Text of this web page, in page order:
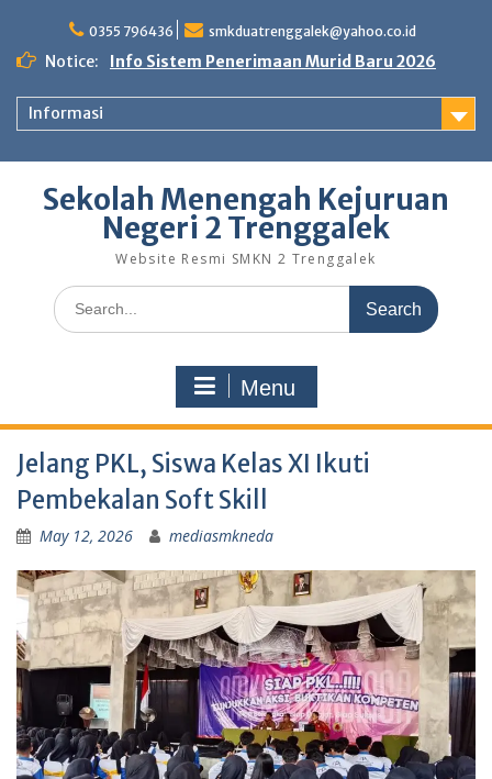
content
0355 796436 smkduatrenggalek@yahoo.co.id
Notice: Info Sistem Penerimaan Murid Baru 2026
Informasi
Sekolah Menengah Kejuruan
Negeri 2 Trenggalek
Website Resmi SMKN 2 Trenggalek
Search
for:
Menu
Jelang PKL, Siswa Kelas XI Ikuti
Pembekalan Soft Skill
May 12, 2026 mediasmkneda